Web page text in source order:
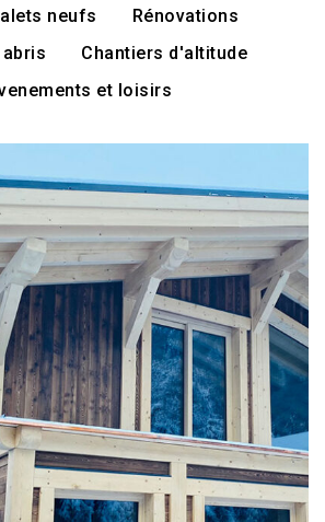
neufs
Rénovations
Chantiers d'altitude
et loisirs